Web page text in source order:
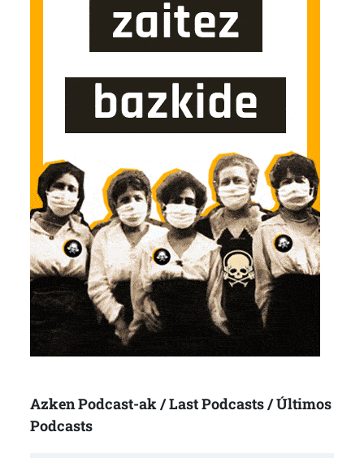
Azken Podcast-ak / Last Podcasts / Últimos
Podcasts